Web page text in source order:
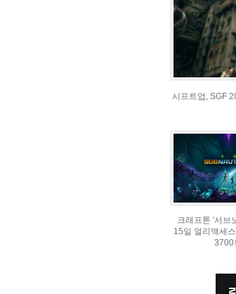
시프트업, SGF
크래프톤 '서브
15일 얼리액세
3700